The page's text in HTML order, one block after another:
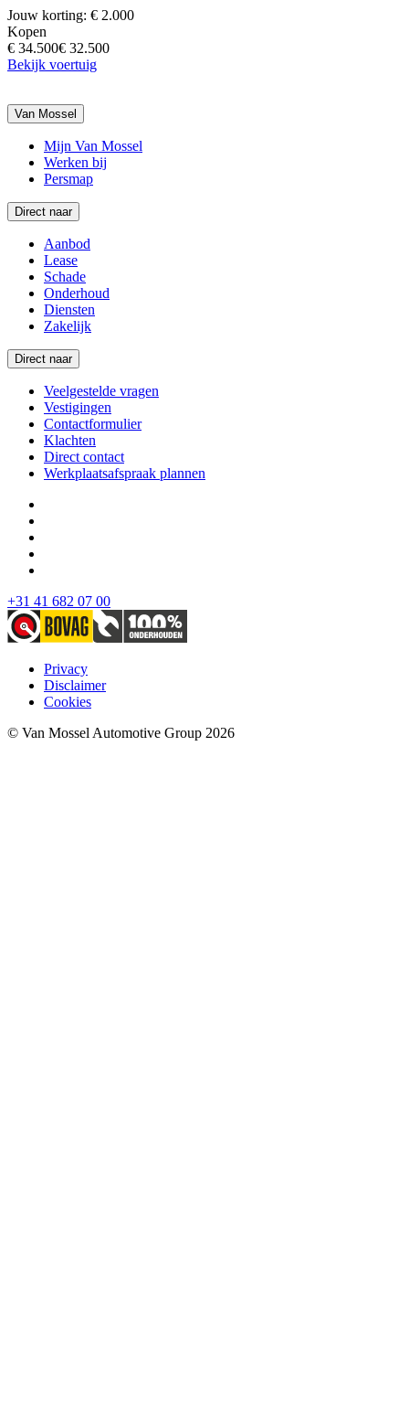
Jouw korting: € 2.000
Kopen
€ 34.500€ 32.500
Bekijk voertuig
Van Mossel
Mijn Van Mossel
Werken bij
Persmap
Direct naar
Aanbod
Lease
Schade
Onderhoud
Diensten
Zakelijk
Direct naar
Veelgestelde vragen
Vestigingen
Contactformulier
Klachten
Direct contact
Werkplaatsafspraak plannen
+31 41 682 07 00
Privacy
Disclaimer
Cookies
© Van Mossel Automotive Group 2026